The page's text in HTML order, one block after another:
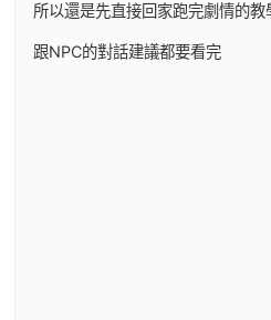
所以還是先直接回家跑完劇情的教
跟NPC的對話建議都要看完